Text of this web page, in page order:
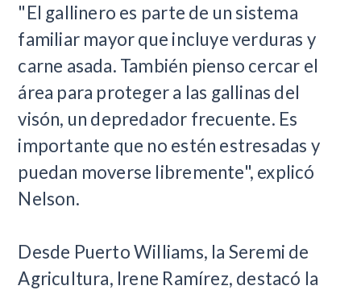
"El gallinero es parte de un sistema
familiar mayor que incluye verduras y
carne asada. También pienso cercar el
área para proteger a las gallinas del
visón, un depredador frecuente. Es
importante que no estén estresadas y
puedan moverse libremente", explicó
Nelson.
Desde Puerto Williams, la Seremi de
Agricultura, Irene Ramírez, destacó la